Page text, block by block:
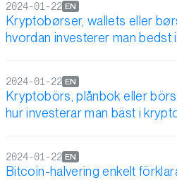
Kryptobørser, wallets eller
hvordan investerer man bedst
EN
2024-01-22
Kryptobörs, plånbok eller
hur investerar man bäst i
EN
2024-01-22
Bitcoin-halvering enkelt
EN
2024-01-22